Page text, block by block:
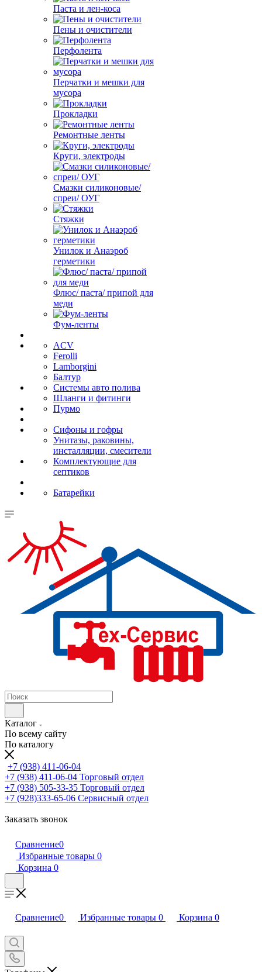
Паста и лен-коса
Пены и очистители
Перфолента
Перчатки и мешки для
мусора
Прокладки
Ремонтные ленты
Круги, электроды
Смазки силиконовые/
спреи/ ОУГ
Стяжки
Унилок и Анаэроб
герметики
Флюс/ паста/ припой для
меди
Фум-ленты
ACV
Ferolli
Lamborgini
Балтур
Системы авто полива
Шланги и фитинги
Пурмо
Сифоны и гофры
Унитазы, раковины,
инсталляции, смесители
Комплектующие для
септиков
Батарейки
Каталог
По всему сайту
По каталогу
+7 (938) 411-06-04
+7 (938) 411-06-04 Торговый отдел
+7 (938) 505-33-35 Торговый отдел
+7 (928)333-65-06 Сервисный отдел
Заказать звонок
Сравнение0
Избранные товары 0
Корзина 0
Сравнение0 Избранные товары 0 Корзина 0